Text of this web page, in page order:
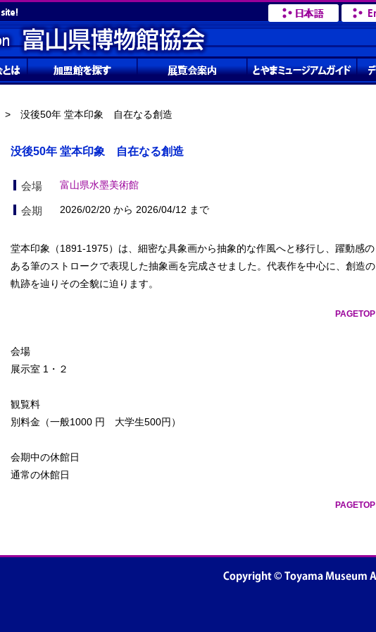
> 没後50年 堂本印象 自在なる創造
没後50年 堂本印象 自在なる創造
会場 富山県水墨美術館
会期 2026/02/20 から 2026/04/12 まで
堂本印象（1891-1975）は、細密な具象画から抽象的な作風へと移行し、躍動感の
ある筆のストロークで表現した抽象画を完成させました。代表作を中心に、創造の
軌跡を辿りその全貌に迫ります。
PAGETOP
会場
展示室 1・２
観覧料
別料金（一般1000 円 大学生500円）
会期中の休館日
通常の休館日
PAGETOP